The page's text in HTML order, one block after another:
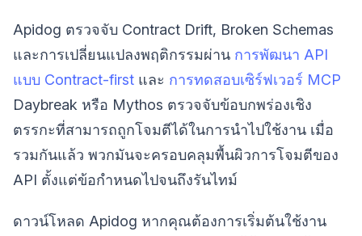
Apidog ตรวจจับ Contract Drift, Broken Schemas
และการเปลี่ยนแปลงพฤติกรรมผ่าน การพัฒนา API
แบบ Contract-first และ การทดสอบเซิร์ฟเวอร์ MCP
Daybreak หรือ Mythos ตรวจจับข้อบกพร่องเชิง
ตรรกะที่สามารถถูกโจมตีได้ในการนำไปใช้งาน เมื่อ
รวมกันแล้ว พวกมันจะครอบคลุมพื้นผิวการโจมตีของ
API ตั้งแต่ข้อกำหนดไปจนถึงรันไทม์
ดาวน์โหลด Apidog หากคุณต้องการเริ่มต้นใช้งาน